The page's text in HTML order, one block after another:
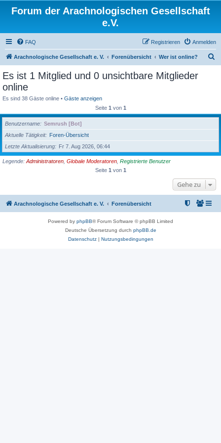
Forum der Arachnologischen Gesellschaft
e.V.
FAQ Anmelden
Registrieren
Arachnologische Gesellschaft e. V. Forenübersicht Wer ist online?
Es ist 1 Mitglied und 0 unsichtbare Mitglieder
online
Es sind 38 Gäste online • Gäste anzeigen
Seite 1 von 1
Benutzername
Semrush [Bot]
Aktuelle Tätigkeit
Foren-Übersicht
Letzte Aktualisierung
Fr 7. Aug 2026, 06:44
Legende: Administratoren Globale Moderatoren Registrierte Benutzer
Seite 1 von 1
Gehe zu
Arachnologische Gesellschaft e. V. Forenübersicht
Powered by phpBB® Forum Software © phpBB Limited
Deutsche Übersetzung durch phpBB.de
Datenschutz| Nutzungsbedingungen